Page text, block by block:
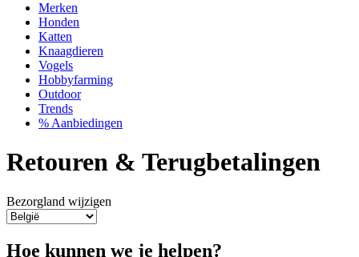
Merken
Honden
Katten
Knaagdieren
Vogels
Hobbyfarming
Outdoor
Trends
% Aanbiedingen
Retouren & Terugbetalingen
Bezorgland wijzigen
Hoe kunnen we je helpen?